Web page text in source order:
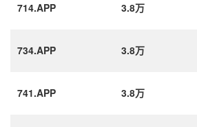
714.APP 3.8万
734.APP 3.8万
741.APP 3.8万